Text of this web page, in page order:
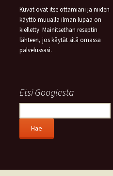
Kuvat ovat itse ottamiani ja niiden
käyttö muualla ilman lupaa on
kielletty. Mainitsethan reseptin
lähteen, jos käytät sitä omassa
palvelussasi.
Etsi Googlesta